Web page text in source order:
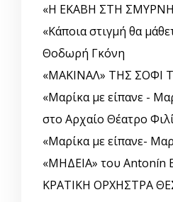
«Η ΕΚΑΒΗ ΣΤΗ
«Κάποια στιγμή θα
Θοδωρή Γκόνη
«ΜΑΚΙΝΑΛ» ΤΗΣ ΣΟΦΙ
«Μαρίκα με είπανε -
στο Αρχαίο Θέατρο
«Μαρίκα με είπανε-
«ΜΗΔΕΙΑ» του
ΚΡΑΤΙΚΗ ΟΡΧΗΣΤΡΑ